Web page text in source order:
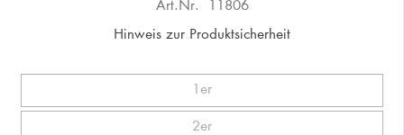
Art.Nr. 11806
Hinweis zur Produktsicherheit
1er
2er